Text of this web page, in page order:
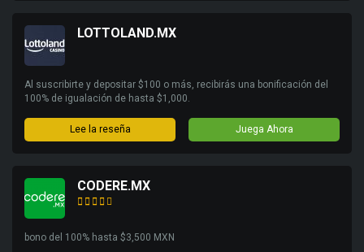
LOTTOLAND.MX
Al suscribirte y depositar $100 o más, recibirás una bonificación del
100% de igualación de hasta $1,000.
Lee la reseña Juega Ahora
CODERE.MX
bono del 100% hasta $3,500 MXN